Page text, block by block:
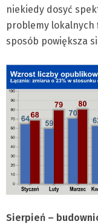
niekiedy dosyć
problemy lokalnych
sposób powiększa
Sierpień –